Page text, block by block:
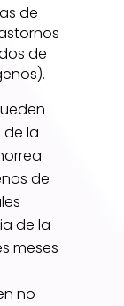
de
de
de la
de
de la
meses
no